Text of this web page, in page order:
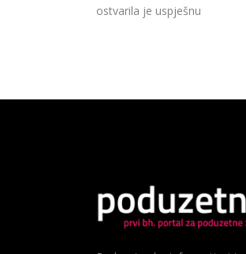
ostvarila je uspješnu